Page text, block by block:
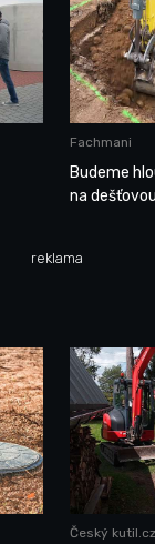
Fachmani
Budeme
na
reklama
Český kutil.cz